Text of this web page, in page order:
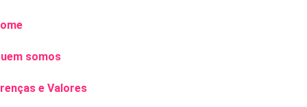
somos
e Valores